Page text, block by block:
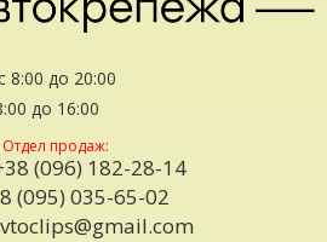
8:00 до 20:00
до 16:00
Отдел продаж:
(096) 182-28-14
(095) 035-65-02